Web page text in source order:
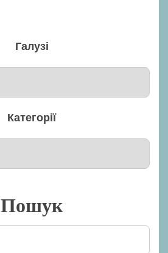
Галузі
Категорії
Пошук